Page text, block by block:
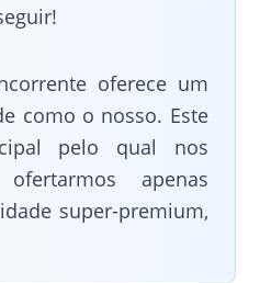
oferece um
como o nosso. Este
pelo qual nos
apenas
super-premium,